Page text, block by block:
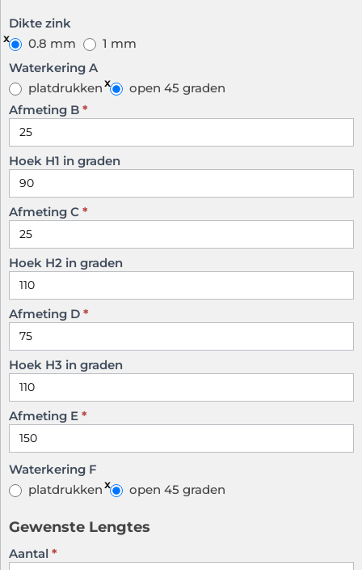
Bakgoot
op maat
Z
Dikte zink
0.8 mm
1 mm
Waterkering A
platdrukken
open 45 graden
Afmeting B *
Hoek H1 in graden
Afmeting C *
Hoek H2 in graden
Afmeting D *
Hoek H3 in graden
Afmeting E *
Waterkering F
platdrukken
open 45 graden
Gewenste Lengtes
Aantal *